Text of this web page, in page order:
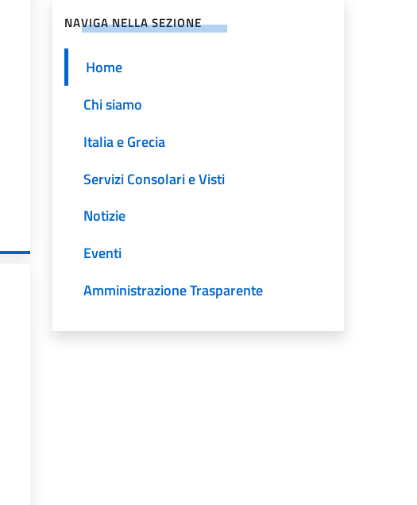
NAVIGA NELLA SEZIONE
Home
Chi siamo
Italia e Grecia
Servizi Consolari e Visti
Notizie
Eventi
Amministrazione Trasparente